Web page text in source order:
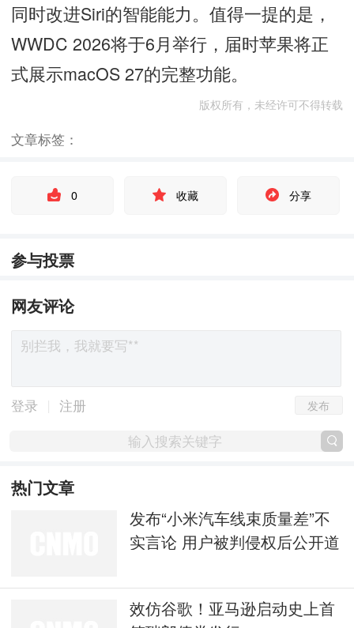
同时改进Siri的智能能力。值得一提的是，
WWDC 2026将于6月举行，届时苹果将正
式展示macOS 27的完整功能。
版权所有，未经许可不得转载
文章标签：
0 收藏 分享
参与投票
网友评论
登录 注册 发布
热门文章
发布“小米汽车线束质量差”不
实言论 用户被判侵权后公开道
效仿谷歌！亚马逊启动史上首